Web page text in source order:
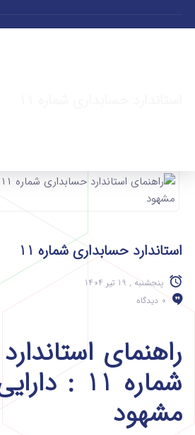
استاندارد حسابداری شماره 11
پنجشنبه , 19 تیر 1404
0 دیدگاه
راهنمای
شماره 11
مشهود